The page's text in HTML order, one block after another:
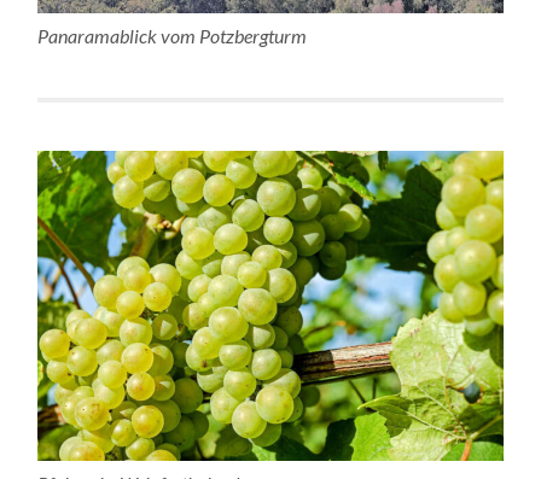
Panaramablick vom Potzbergturm